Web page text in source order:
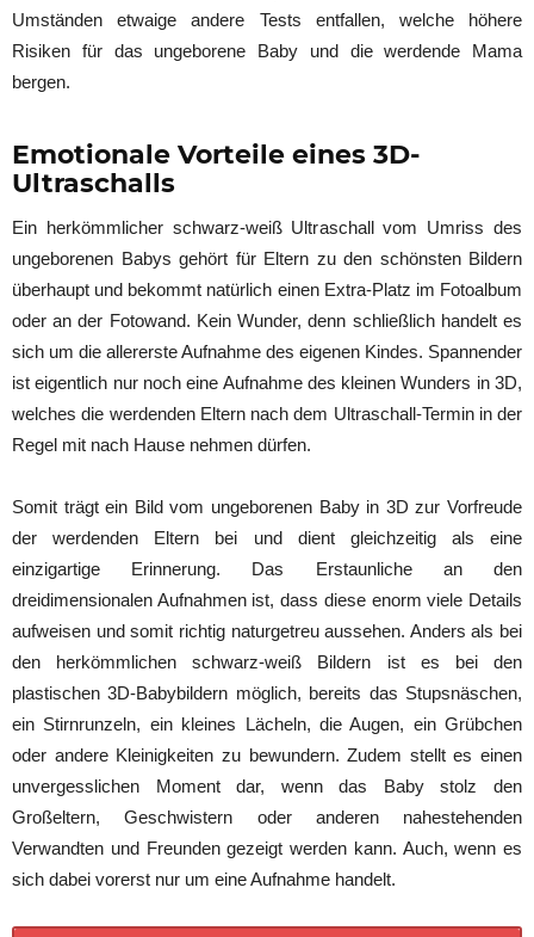
Umständen etwaige andere Tests entfallen, welche höhere
Risiken für das ungeborene Baby und die werdende Mama
bergen.
Emotionale Vorteile eines 3D-
Ultraschalls
Ein herkömmlicher schwarz-weiß Ultraschall vom Umriss des
ungeborenen Babys gehört für Eltern zu den schönsten Bildern
überhaupt und bekommt natürlich einen Extra-Platz im Fotoalbum
oder an der Fotowand. Kein Wunder, denn schließlich handelt es
sich um die allererste Aufnahme des eigenen Kindes. Spannender
ist eigentlich nur noch eine Aufnahme des kleinen Wunders in 3D,
welches die werdenden Eltern nach dem Ultraschall-Termin in der
Regel mit nach Hause nehmen dürfen.
Somit trägt ein Bild vom ungeborenen Baby in 3D zur Vorfreude
der werdenden Eltern bei und dient gleichzeitig als eine
einzigartige Erinnerung. Das Erstaunliche an den
dreidimensionalen Aufnahmen ist, dass diese enorm viele Details
aufweisen und somit richtig naturgetreu aussehen. Anders als bei
den herkömmlichen schwarz-weiß Bildern ist es bei den
plastischen 3D-Babybildern möglich, bereits das Stupsnäschen,
ein Stirnrunzeln, ein kleines Lächeln, die Augen, ein Grübchen
oder andere Kleinigkeiten zu bewundern. Zudem stellt es einen
unvergesslichen Moment dar, wenn das Baby stolz den
Großeltern, Geschwistern oder anderen nahestehenden
Verwandten und Freunden gezeigt werden kann. Auch, wenn es
sich dabei vorerst nur um eine Aufnahme handelt.